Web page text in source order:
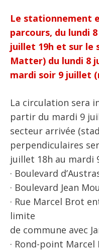
Le stationnement
parcours, du lundi
juillet 19h et sur le
Matter) du lundi 8
mardi soir 9 juillet
La circulation sera
partir du mardi 9
secteur arrivée
perpendiculaires
juillet 18h au mardi
· Boulevard
· Boulevard Jean
· Rue Marcel Brot
limite
de commune avec
· Rond-point